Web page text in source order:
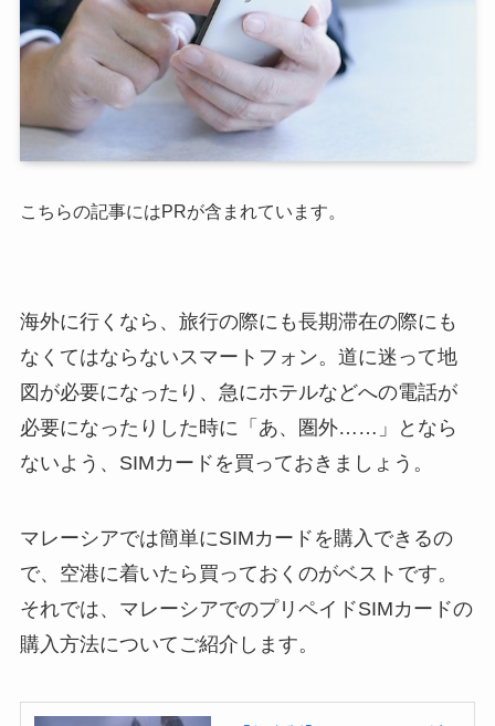
こちらの記事にはPRが含まれています。
海外に行くなら、旅行の際にも長期滞在の際にも
なくてはならないスマートフォン。道に迷って地
図が必要になったり、急にホテルなどへの電話が
必要になったりした時に「あ、圏外……」となら
ないよう、SIMカードを買っておきましょう。
マレーシアでは簡単にSIMカードを購入できるの
で、空港に着いたら買っておくのがベストです。
それでは、マレーシアでのプリペイドSIMカードの
購入方法についてご紹介します。